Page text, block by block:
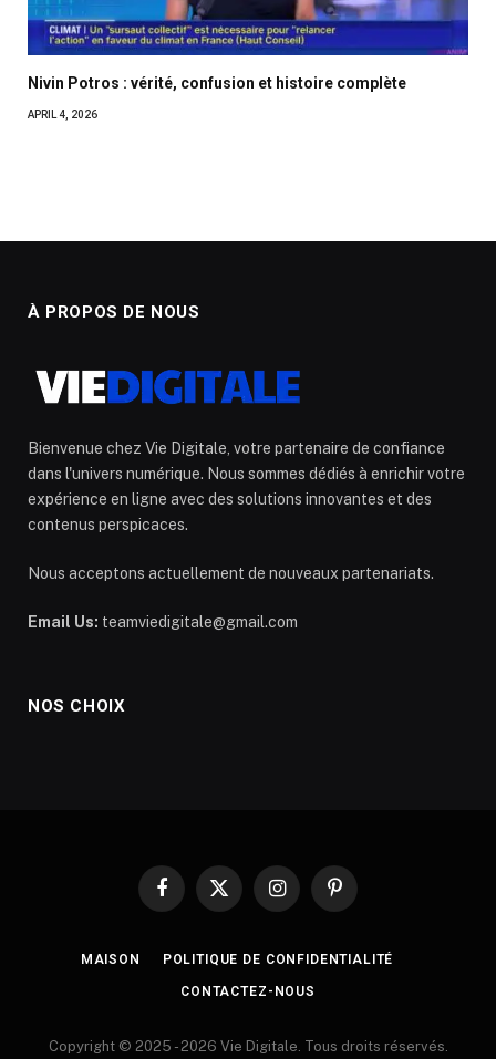
Nivin Potros : vérité, confusion et histoire complète
APRIL 4, 2026
À PROPOS DE NOUS
Bienvenue chez Vie Digitale, votre partenaire de confiance
dans l'univers numérique. Nous sommes dédiés à enrichir votre
expérience en ligne avec des solutions innovantes et des
contenus perspicaces.
Nous acceptons actuellement de nouveaux partenariats.
Email Us: teamviedigitale@gmail.com
NOS CHOIX
Facebook
X
InstagramPinterest
MAISON POLITIQUE DE CONFIDENTIALITÉ
CONTACTEZ-NOUS
Copyright © 2025 - 2026 Vie Digitale. Tous droits réservés.